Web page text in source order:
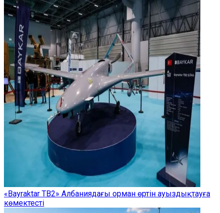
«Bayraktar TB2» Албаниядағы орман өртін ауыздықтауға
көмектесті